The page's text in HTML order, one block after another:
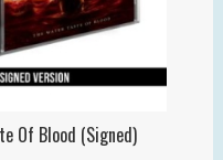
Of Blood (Signed)